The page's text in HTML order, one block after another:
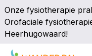
Onze fysiotherapie
Orofaciale
Heerhugowaard!